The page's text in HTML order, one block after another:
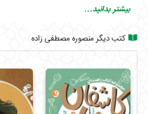
این جلد درباره‌ی حضرت
درخشان‌ترین چهره‌های کربلا و
بچه‌ها در این کتاب با
کنار امام حسین(ع) ماند و در
شد.
بیشتر بدانید...
کتب دیگر منصوره مصطفی زاده